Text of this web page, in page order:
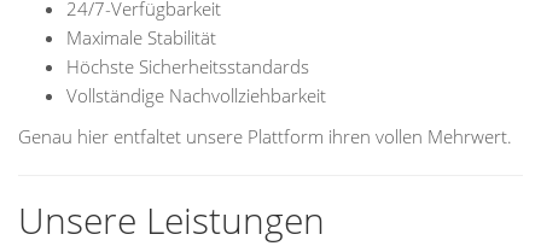
24/7-Verfügbarkeit
Maximale Stabilität
Höchste Sicherheitsstandards
Vollständige Nachvollziehbarkeit
Genau hier entfaltet unsere Plattform ihren vollen Mehrwert.
Unsere Leistungen